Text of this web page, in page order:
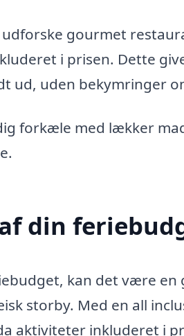
udforske gourmet
i prisen. Dette
ud, uden bekymringer
forkæle med lækker
din
kan det være en
storby. Med en all
aktiviteter inkluderet i